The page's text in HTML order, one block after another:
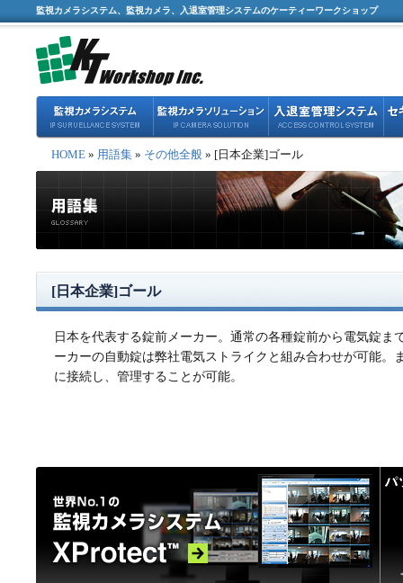
監視カメラシステム、監視カメラ、入退室管理システムのケーティーワークショップ
HOME » 用語集 » その他全般 » [日本企業]ゴール
[日本企業]ゴール
日本を代表する錠前メーカー。通常の各種錠前から電気錠ま
ーカーの自動錠は弊社電気ストライクと組み合わせが可能。
に接続し、管理することが可能。